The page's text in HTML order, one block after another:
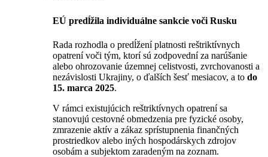
EÚ predĺžila individuálne sankcie voči Rusku
Rada rozhodla o predĺžení platnosti reštriktívnych
opatrení voči tým, ktorí sú zodpovední za narúšanie
alebo ohrozovanie územnej celistvosti, zvrchovanosti a
nezávislosti Ukrajiny, o ďalších šesť mesiacov, a to do
15. marca 2025.
V rámci existujúcich reštriktívnych opatrení sa
stanovujú cestovné obmedzenia pre fyzické osoby,
zmrazenie aktív a zákaz sprístupnenia finančných
prostriedkov alebo iných hospodárskych zdrojov
osobám a subjektom zaradeným na zoznam.